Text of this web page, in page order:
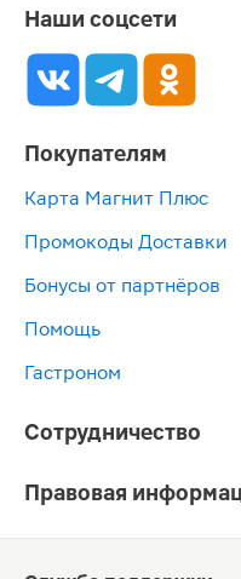
Наши соцсети
Покупателям
Карта Магнит Плюс
Промокоды Доставки
Бонусы от партнёров
Помощь
Гастроном
Сотрудничество
Правовая